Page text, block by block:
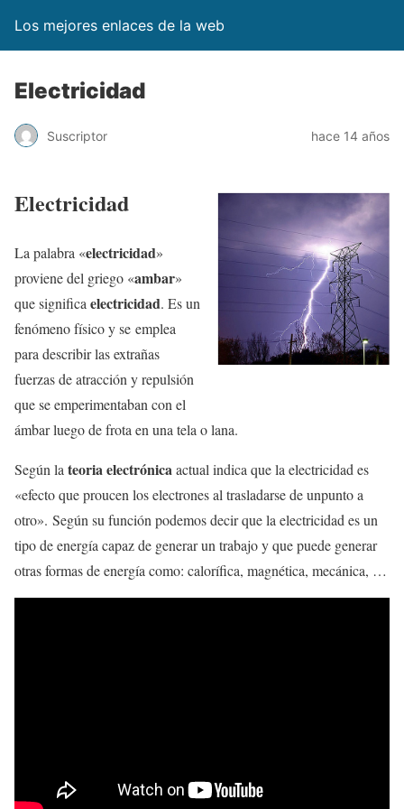
Los mejores enlaces de la web
Electricidad
Suscriptor hace 14 años
Electricidad
La palabra «electricidad»
proviene del griego «ambar»
que significa electricidad. Es un
fenómeno físico y se emplea
para describir las extrañas
fuerzas de atracción y repulsión
que se emperimentaban con el
ámbar luego de frota en una tela o lana.
Según la teoria electrónicaactual indica que la electricidad es
«efecto que proucen los electrones al trasladarse de unpunto a
otro». Según su función podemos decir que la electricidad es un
tipo de energía capaz de generar un trabajo y que puede generar
otras formas de energía como: calorífica, magnética, mecánica, …